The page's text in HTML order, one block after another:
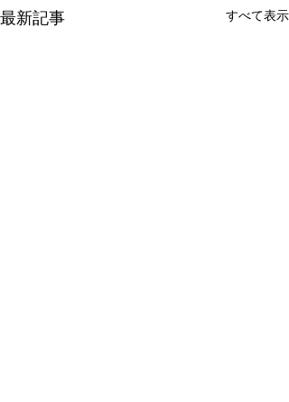
最新記事 すべて表示